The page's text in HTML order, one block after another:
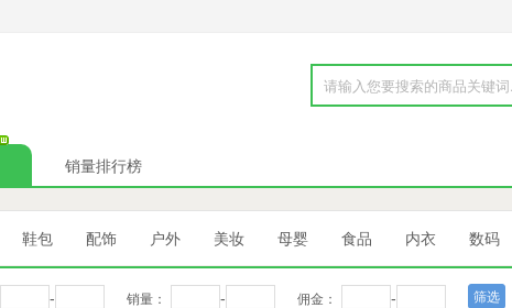
销量排行榜
鞋包 配饰 户外 美妆 母婴 食品 内衣 数码
- 销量： - 佣金： -